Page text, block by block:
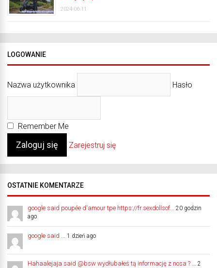
2024-06-11
LOGOWANIE
Nazwa użytkownika Hasło
Remember Me
Zarejestruj się
OSTATNIE KOMENTARZE
google said poupée d'amour tpe https://fr.sexdollsof... 20 godzin
ago
google said ... 1 dzień ago
Hahaalejaja said @bsw wydłubałeś tą informację z nosa ? ... 2